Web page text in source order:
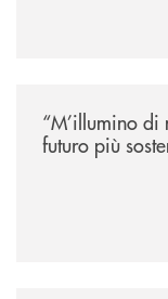
“M’illumino
futuro più